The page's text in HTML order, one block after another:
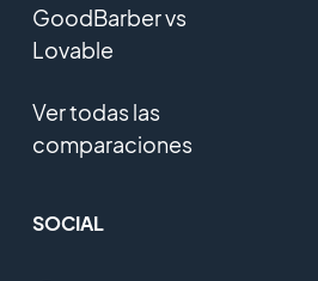
GoodBarber vs
Lovable
Ver todas las
comparaciones
SOCIAL